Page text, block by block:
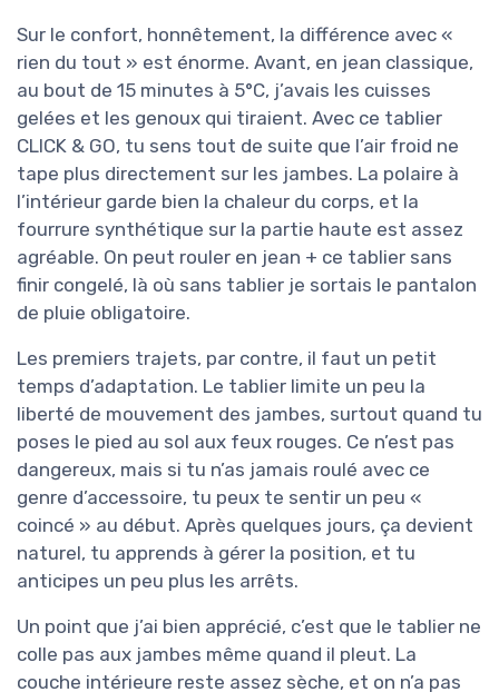
Sur le confort, honnêtement, la différence avec «
rien du tout » est énorme. Avant, en jean classique,
au bout de 15 minutes à 5°C, j’avais les cuisses
gelées et les genoux qui tiraient. Avec ce tablier
CLICK & GO, tu sens tout de suite que l’air froid ne
tape plus directement sur les jambes. La polaire à
l’intérieur garde bien la chaleur du corps, et la
fourrure synthétique sur la partie haute est assez
agréable. On peut rouler en jean + ce tablier sans
finir congelé, là où sans tablier je sortais le pantalon
de pluie obligatoire.
Les premiers trajets, par contre, il faut un petit
temps d’adaptation. Le tablier limite un peu la
liberté de mouvement des jambes, surtout quand tu
poses le pied au sol aux feux rouges. Ce n’est pas
dangereux, mais si tu n’as jamais roulé avec ce
genre d’accessoire, tu peux te sentir un peu «
coincé » au début. Après quelques jours, ça devient
naturel, tu apprends à gérer la position, et tu
anticipes un peu plus les arrêts.
Un point que j’ai bien apprécié, c’est que le tablier ne
colle pas aux jambes même quand il pleut. La
couche intérieure reste assez sèche, et on n’a pas